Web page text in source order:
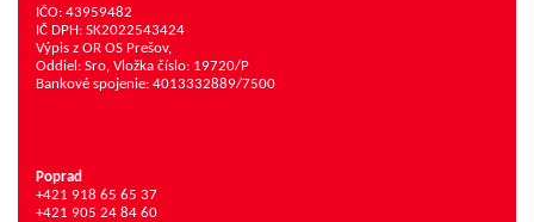
IČO: 43959482
IČ DPH: SK2022543424
Výpis z OR OS Prešov,
Oddiel: Sro, Vložka číslo: 19720/P
Bankové spojenie: 4013332889/7500
Poprad
+421 918 65 65 37
+421 905 24 84 60